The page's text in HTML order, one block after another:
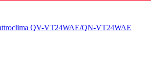
QV-VT24WAE/QN-VT24WAE